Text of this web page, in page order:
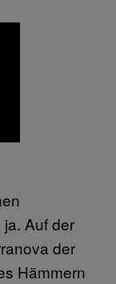
Auf der
der
Hämmern